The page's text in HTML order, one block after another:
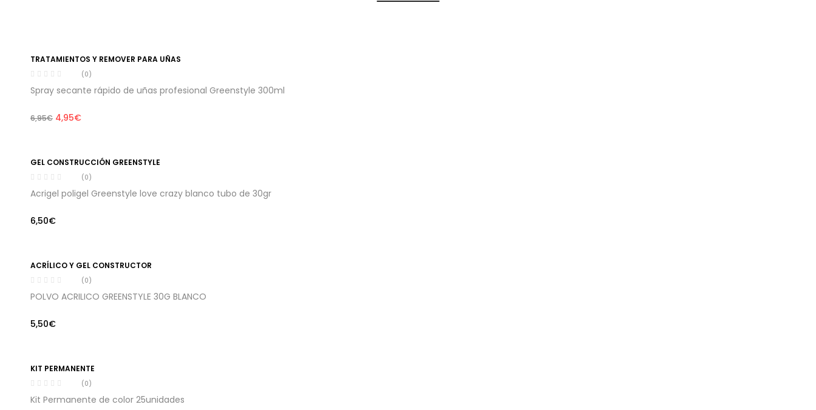
TRATAMIENTOS Y REMOVER PARA UÑAS
(0)
Spray secante rápido de uñas profesional Greenstyle 300ml
6,95€ El
precio
4,95€El
GEL CONSTRUCCIÓN GREENSTYLE
(0)
Acrigel poligel Greenstyle love crazy blanco tubo de 30gr
6,50€
ACRÍLICO Y GEL CONSTRUCTOR
(0)
POLVO ACRILICO GREENSTYLE 30G BLANCO
5,50€
KIT PERMANENTE
(0)
Kit Permanente de color 25unidades